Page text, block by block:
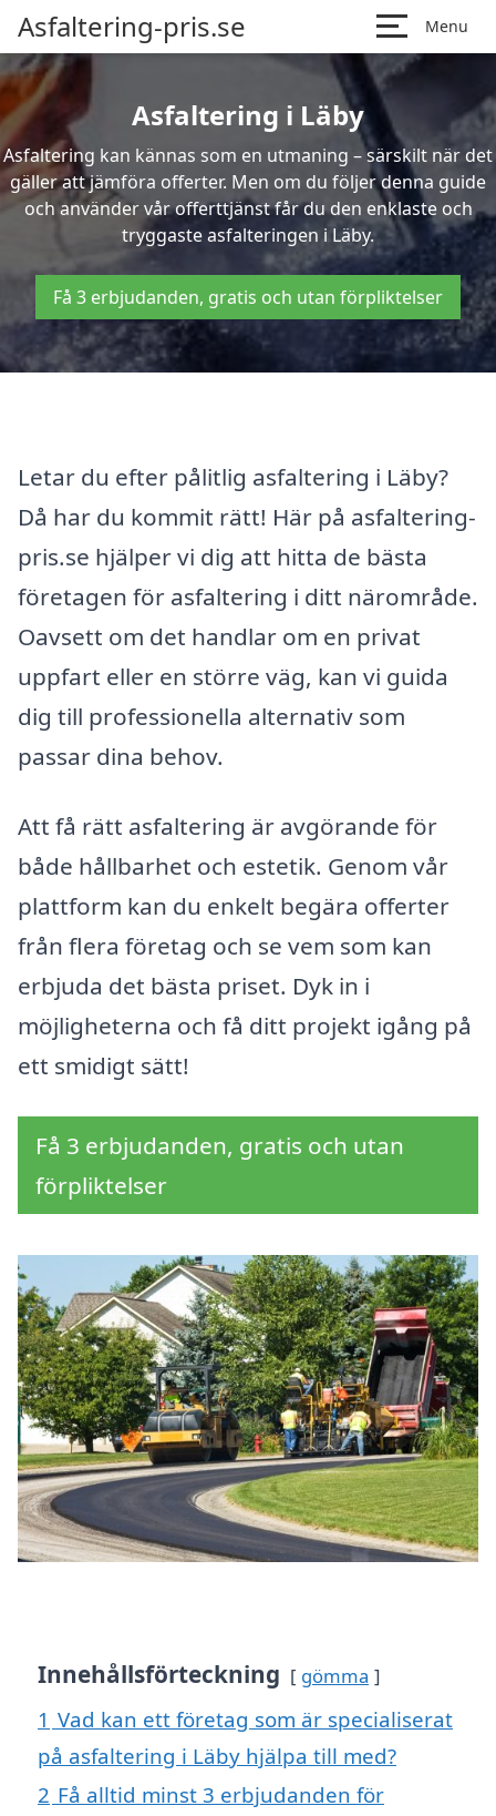
Asfaltering-pris.se Menu
Asfaltering i Läby
Asfaltering kan kännas som en utmaning – särskilt när det
gäller att jämföra offerter. Men om du följer denna guide
och använder vår offerttjänst får du den enklaste och
tryggaste asfalteringen i Läby.
Få 3 erbjudanden, gratis och utan förpliktelser
Letar du efter pålitlig asfaltering i Läby?
Då har du kommit rätt! Här på asfaltering-
pris.se hjälper vi dig att hitta de bästa
företagen för asfaltering i ditt närområde.
Oavsett om det handlar om en privat
uppfart eller en större väg, kan vi guida
dig till professionella alternativ som
passar dina behov.
Att få rätt asfaltering är avgörande för
både hållbarhet och estetik. Genom vår
plattform kan du enkelt begära offerter
från flera företag och se vem som kan
erbjuda det bästa priset. Dyk in i
möjligheterna och få ditt projekt igång på
ett smidigt sätt!
Få 3 erbjudanden, gratis och utan
förpliktelser
Innehållsförteckning gömma
1 Vad kan ett företag som är specialiserat
på asfaltering i Läby hjälpa till med?
2 Få alltid minst 3 erbjudanden för